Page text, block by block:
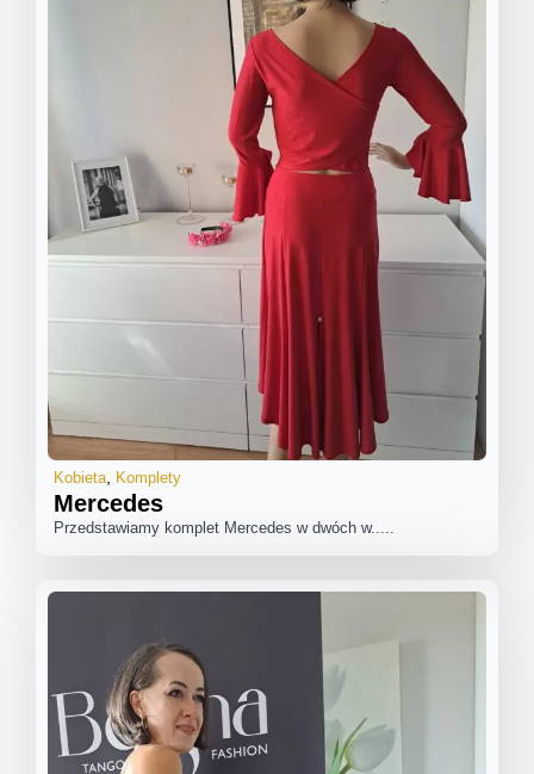
Kobieta Komplety
Mercedes
Przedstawiamy komplet Mercedes w dwóch w.....